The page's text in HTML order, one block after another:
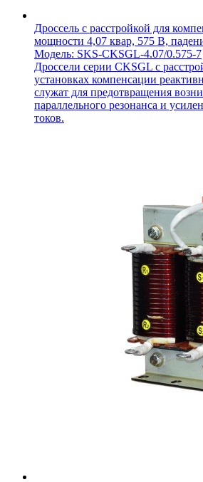
Дроссель с расстройкой для
мощности 4,07 квар, 575 В,
Модель: SKS-CKSGL-4.07/0.575-7
Дроссели серии CKSGL с
установках компенсации
служат для предотвращения
параллельного резонанса и
токов.